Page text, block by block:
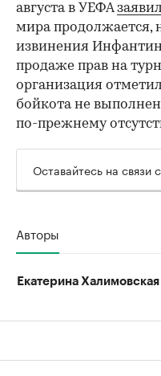
августа в УЕФА
мира продолжается,
извинения
продаже прав на
организация
бойкота не
по-прежнему
Оставайтесь на связи
Авторы
Екатерина Халимовская